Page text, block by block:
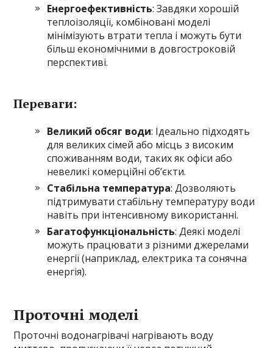
Енергоефективність: Завдяки хорошій
теплоізоляції, комбіновані моделі
мінімізують втрати тепла і можуть бути
більш економічними в довгостроковій
перспективі.
Переваги:
Великий обсяг води: Ідеально підходять
для великих сімей або місць з високим
споживанням води, таких як офіси або
невеликі комерційні об’єкти.
Стабільна температура: Дозволяють
підтримувати стабільну температуру води
навіть при інтенсивному використанні.
Багатофункціональність: Деякі моделі
можуть працювати з різними джерелами
енергії (наприклад, електрика та сонячна
енергія).
Проточні моделі
Проточні водонагрівачі нагрівають воду